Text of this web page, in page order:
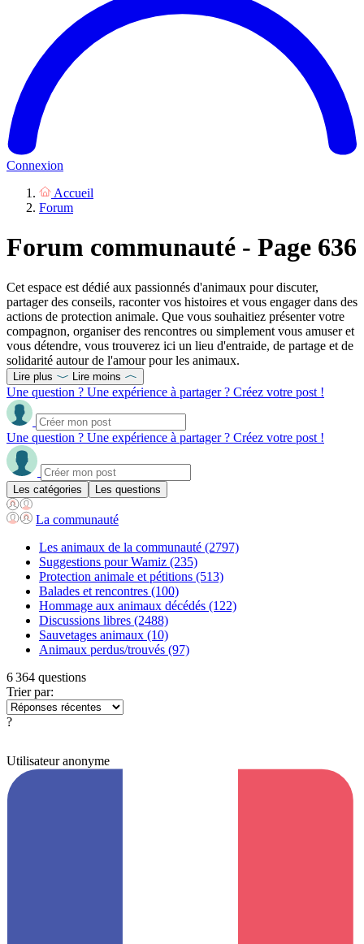
Connexion
Accueil
Forum
Forum communauté - Page 636
Cet espace est dédié aux passionnés d'animaux pour discuter,
partager des conseils, raconter vos histoires et vous engager dans des
actions de protection animale. Que vous souhaitiez présenter votre
compagnon, organiser des rencontres ou simplement vous amuser et
vous détendre, vous trouverez ici un lieu d'entraide, de partage et de
solidarité autour de l'amour pour les animaux.
Lire plus Lire moins
Une question ? Une expérience à partager ? Créez votre post !
Une question ? Une expérience à partager ? Créez votre post !
Les catégories Les questions
La communauté
Les animaux de la communauté (2797)
Suggestions pour Wamiz (235)
Protection animale et pétitions (513)
Balades et rencontres (100)
Hommage aux animaux décédés (122)
Discussions libres (2488)
Sauvetages animaux (10)
Animaux perdus/trouvés (97)
6 364 questions
Trier par:
?
Utilisateur anonyme